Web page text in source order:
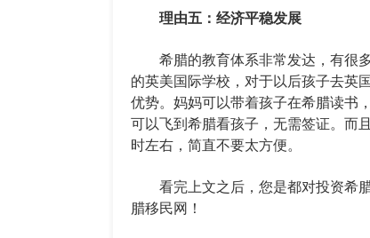
理由五：经济平稳发展
希腊的教育体系非常发达，有很多
的英美国际学校，对于以后孩子去英
优势。妈妈可以带着孩子在希腊读书
可以飞到希腊看孩子，无需签证。而
时左右，简直不要太方便。
看完上文之后，您是都对投资希腊
腊移民网！